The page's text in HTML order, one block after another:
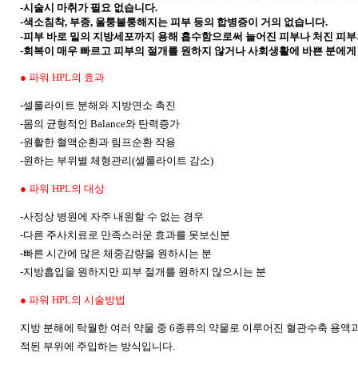
-시술시 마취가 필요 없습니다.
-색소침착, 부종, 울퉁불퉁해지는 피부 등의 합병증이 거의 없습니다.
-피부 바로 밑의 지방세포까지 용해 흡수함으로써 늘어진 피부나 처진 피
-회복이 매우 빠르고 피부의 절개를 원하지 않거나 사회생활에 바쁜 분에
● 파워 HPL의 효과
-셀룰라이트 분해와 지방연소 촉진
-몸의 균형적인 Balance와 탄력증가
-원활한 혈액순환과 림프순환 작용
-원하는 부위별 체형관리(셀룰라이트 감소)
● 파워 HPL의 대상
-사정상 병원에 자주 내원할 수 없는 경우
-다른 주사치료로 만족스러운 효과를 못보신분
-빠른 시간에 많은 체중감량을 원하시는 분
-지방흡입을 원하지만 피부 절개를 원하지 않으시는 분
● 파워 HPL의 시술방법
지방 분해에 탁월한 여러 약물 중 6종류의 약물로 이루어진 혈관수축 용액
적된 부위에 주입하는 방식입니다.